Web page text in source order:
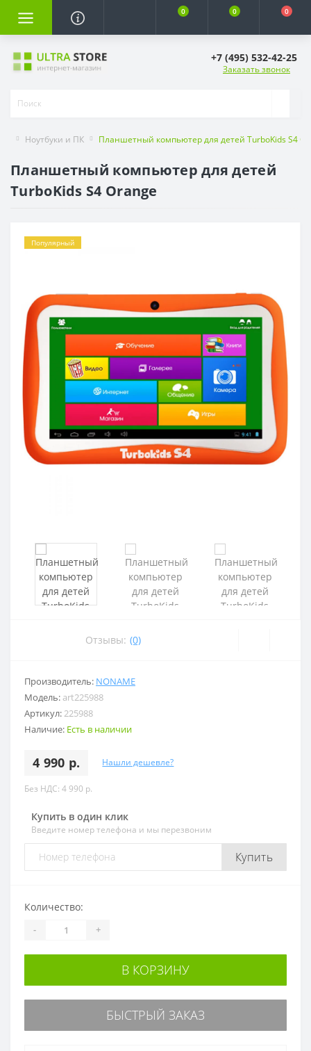
0 0 0
+7 (495) 532-42-25
Заказать звонок
Ноутбуки и ПК Планшетный компьютер для детей TurboKids S4
Планшетный компьютер для детей
TurboKids S4 Orange
Популярный
Отзывы: (0)
Производитель: NONAME
Модель: art225988
Артикул:225988
Наличие: Есть в наличии
4 990 р. Нашли дешевле?
Без НДС: 4 990 р.
Купить в один клик
Введите номер телефона и мы перезвоним
Купить
Количество:
- +
В КОРЗИНУ
БЫСТРЫЙ ЗАКАЗ